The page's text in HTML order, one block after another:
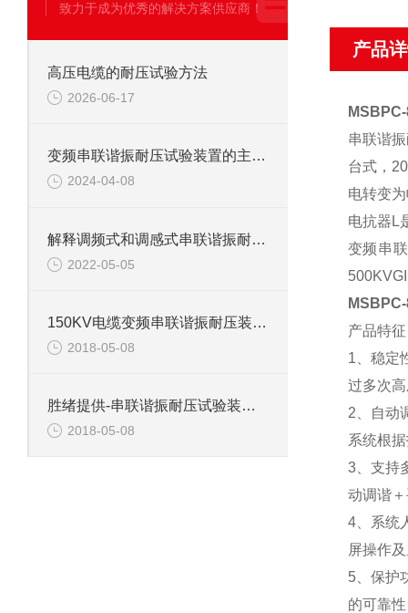
致力于成为优秀的解决方案供应商！
高压电缆的耐压试验方法
2026-06-17
变频串联谐振耐压试验装置的主要应用
2024-04-08
解释调频式和调感式串联谐振耐压试验装置有什么区别？
2022-05-05
150KV电缆变频串联谐振耐压装置介绍
2018-05-08
胜绪提供-串联谐振耐压试验装置主要功能
2018-05-08
产品
串联谐
台式，
电转变
电抗器L
变频串
产品特征
1、稳定
过多次
2、自动
系统根
3、支持
动调谐
4、系统
屏操作
5、保护
的可靠性